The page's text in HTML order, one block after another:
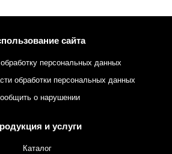
сайта
персональных данных
обработки персональных данных
о нарушении
и услуги
Каталог